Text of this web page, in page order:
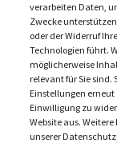
verarbeiten Daten,
Zwecke
oder der Widerruf
Technologien führt.
möglicherweise
relevant für Sie sind.
Einstellungen
Einwilligung zu
Website aus.
unserer